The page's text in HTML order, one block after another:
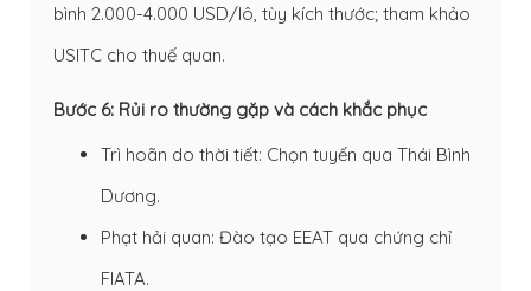
bình 2.000-4.000 USD/lô, tùy kích thước; tham khảo
USITC cho thuế quan.
Bước 6: Rủi ro thường gặp và cách khắc phục
Trì hoãn do thời tiết: Chọn tuyến qua Thái Bình
Dương.
Phạt hải quan: Đào tạo EEAT qua chứng chỉ
FIATA.